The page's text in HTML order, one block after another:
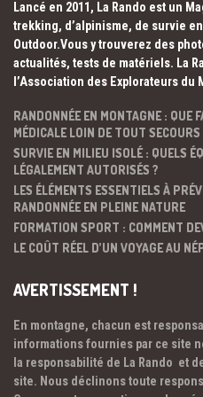
Lancé en 2011, La Rando est un
trekking, d’alpinisme, de survie
Outdoor.Vous y trouverez des
actualités, tests de matériels. La
l’Association des Explorateurs du
RANDONNÉE EN MONTAGNE : QUE
MÉDICALE LOIN DE TOUT SECOURS
SURVIE EN MILIEU ISOLÉ : QUELS
LÉGALEMENT AUTORISÉS ?
LES ÉLÉMENTS ESSENTIELS À
RANDONNÉE EN PLEINE NATURE
FORMATION SPORT : COMMENT
LE COÛT RÉEL D’UN VOYAGE AU
AVERTISSEMENT !
En montagne, chacun est
informations fournies par ce site
la responsabilité de La Rando et
site. Nous déclinons toute